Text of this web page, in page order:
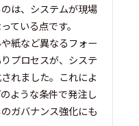
は、システムが現場
ている点です。
紙など異なるフォー
プロセスが、システ
れました。これによ
ような条件で発注し
ガバナンス強化にも